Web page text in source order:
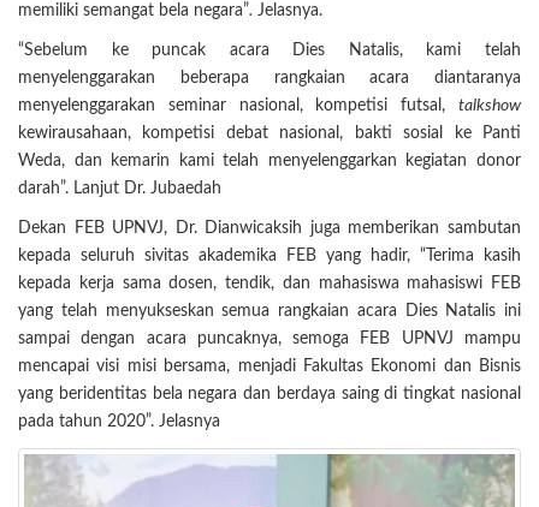
memiliki semangat bela negara”. Jelasnya.
“Sebelum ke puncak acara Dies Natalis, kami telah
menyelenggarakan beberapa rangkaian acara diantaranya
menyelenggarakan seminar nasional, kompetisi futsal, talkshow
kewirausahaan, kompetisi debat nasional, bakti sosial ke Panti
Weda, dan kemarin kami telah menyelenggarkan kegiatan donor
darah”. Lanjut Dr. Jubaedah
Dekan FEB UPNVJ, Dr. Dianwicaksih juga memberikan sambutan
kepada seluruh sivitas akademika FEB yang hadir, “Terima kasih
kepada kerja sama dosen, tendik, dan mahasiswa mahasiswi FEB
yang telah menyukseskan semua rangkaian acara Dies Natalis ini
sampai dengan acara puncaknya, semoga FEB UPNVJ mampu
mencapai visi misi bersama, menjadi Fakultas Ekonomi dan Bisnis
yang beridentitas bela negara dan berdaya saing di tingkat nasional
pada tahun 2020”. Jelasnya